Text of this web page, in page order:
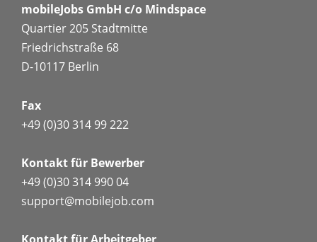
mobileJobs GmbH c/o Mindspace
Quartier 205 Stadtmitte
Friedrichstraße 68
D-10117 Berlin
Fax
+49 (0)30 314 99 222
Kontakt für Bewerber
+49 (0)30 314 990 04
support@mobilejob.com